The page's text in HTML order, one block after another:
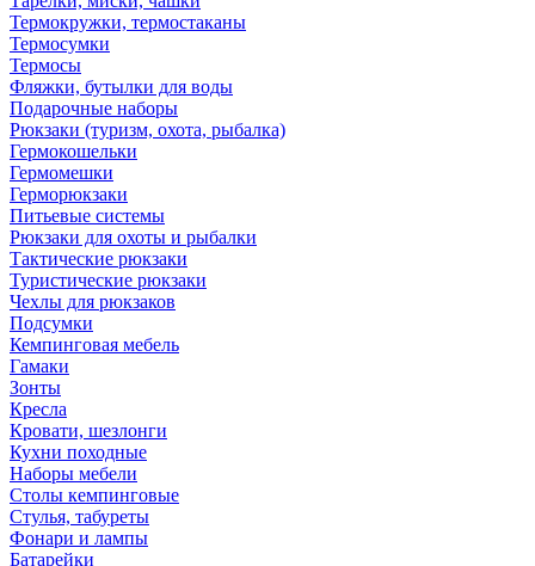
Термокружки, термостаканы
Термосумки
Термосы
Фляжки, бутылки для воды
Подарочные наборы
Рюкзаки (туризм, охота, рыбалка)
Гермокошельки
Гермомешки
Герморюкзаки
Питьевые системы
Рюкзаки для охоты и рыбалки
Тактические рюкзаки
Туристические рюкзаки
Чехлы для рюкзаков
Подсумки
Кемпинговая мебель
Гамаки
Зонты
Кресла
Кровати, шезлонги
Кухни походные
Наборы мебели
Столы кемпинговые
Стулья, табуреты
Фонари и лампы
Батарейки